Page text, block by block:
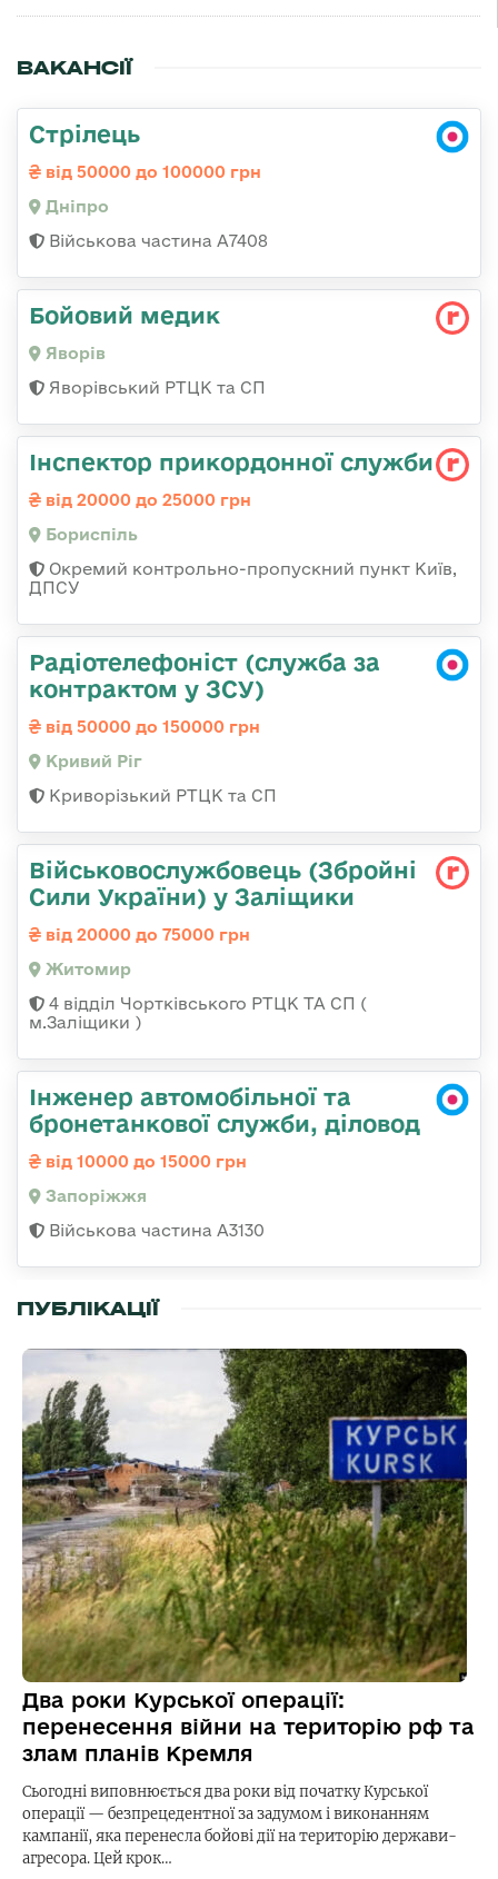
ВАКАНСІЇ
Стрілець
від 50000 до 100000 грн
Дніпро
Військова частина А7408
Бойовий медик
Яворів
Яворівський РТЦК та СП
Інспектор прикордонної служби
від 20000 до 25000 грн
Бориспіль
Окремий контрольно-пропускний пункт Київ,
ДПСУ
Радіотелефоніст (служба за
контрактом у ЗСУ)
від 50000 до 150000 грн
Кривий Ріг
Криворізький РТЦК та СП
Військовослужбовець (Збройні
Сили України) у Заліщики
від 20000 до 75000 грн
Житомир
4 відділ Чортківського РТЦК ТА СП (
м.Заліщики )
Інженер автомобільної та
бронетанкової служби, діловод
від 10000 до 15000 грн
Запоріжжя
Військова частина А3130
ПУБЛІКАЦІЇ
Два роки Курської операції:
перенесення війни на територію рф та
злам планів Кремля
Сьогодні виповнюється два роки від початку Курської
операції — безпрецедентної за задумом і виконанням
кампанії, яка перенесла бойові дії на територію держави-
агресора. Цей крок…